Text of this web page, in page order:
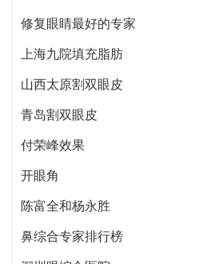
修复眼睛最好的专家
上海九院填充脂肪
山西太原割双眼皮
青岛割双眼皮
付荣峰效果
开眼角
陈富全和杨永胜
鼻综合专家排行榜